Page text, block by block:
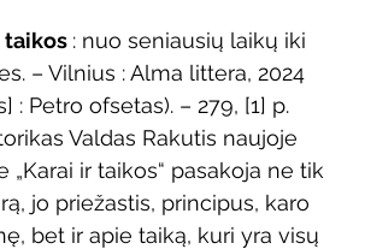
Naujos knygos vaikams
bibliotekų renginiai
taikos : nuo seniausių laikų iki
– Vilnius : Alma littera, 2024
: Petro ofsetas). – 279, [1] p.
Valdas Rakutis naujoje
„Karai ir taikos“ pasakoja ne tik
jo priežastis, principus, karo
bet ir apie taiką, kuri yra visų